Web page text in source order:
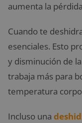
aumenta la
Cuando te
esenciales. Esto
y disminución de
trabaja más para
temperatura
Incluso una